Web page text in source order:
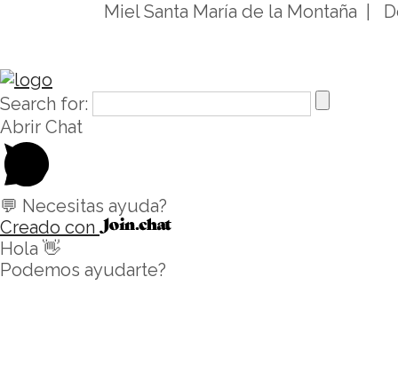
Miel Santa María de la Montaña |
Search for:
Abrir Chat
💬 Necesitas ayuda?
Creado con
Hola 👋
Podemos ayudarte?